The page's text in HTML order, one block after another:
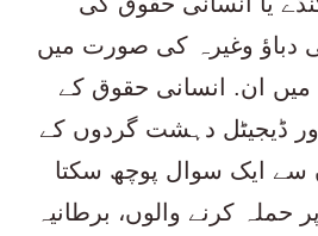
دباﺅ وغیرہ کی صورت میں
میں ان. انسانی حقوق کے
ڈیجیٹل دہشت گردوں کے
سے ایک سوال پوچھ سکتا
حملہ کرنے والوں، برطانیہ